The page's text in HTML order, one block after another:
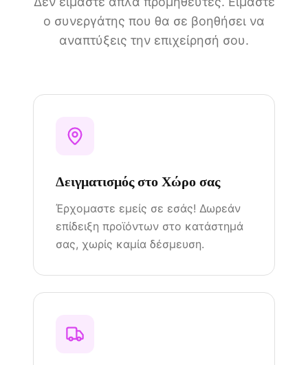
ο συνεργάτης που θα σε βοηθήσει να
αναπτύξεις την επιχείρησή σου.
Δειγματισμός στο Χώρο σας
Έρχομαστε εμείς σε εσάς! Δωρεάν
επίδειξη προϊόντων στο κατάστημά
σας, χωρίς καμία δέσμευση.